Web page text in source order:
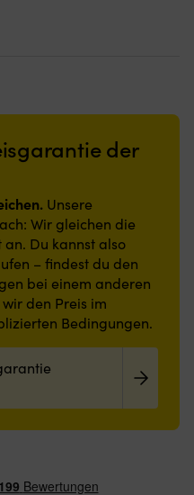
der
Unsere
Wir gleichen die
Du kannst also
– findest du den
bei einem anderen
den Preis im
Bedingungen.